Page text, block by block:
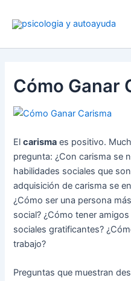
Cómo Ganar
Elcarisma es positivo.
pregunta: ¿Con carisma se
habilidades sociales que
adquisición de carisma se
¿Cómo ser una persona
social? ¿Cómo tener
sociales gratificantes?
trabajo?
Preguntas que muestran